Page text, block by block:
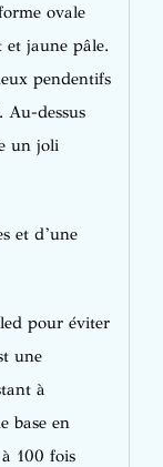
ovale
et jaune pâle.
pendentifs
Au-dessus
un joli
et d’une
pour éviter
une
à
base en
100 fois